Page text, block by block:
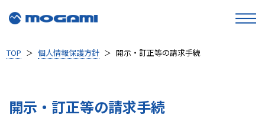
TOP ＞ 個人情報保護方針 ＞ 開示・訂正等の請求手続
開示・訂正等の請求手続